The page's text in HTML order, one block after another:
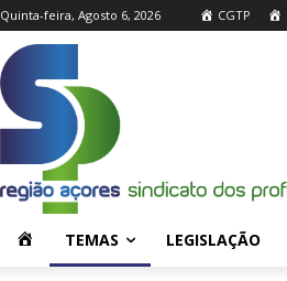
Quinta-feira, Agosto 6, 2026 CGTP
TEMAS LEGISLAÇÃO